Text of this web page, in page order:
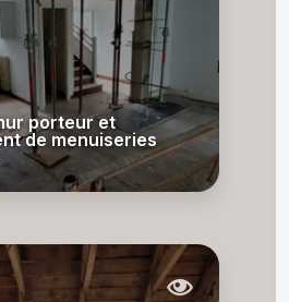
porteur et
de menuiseries